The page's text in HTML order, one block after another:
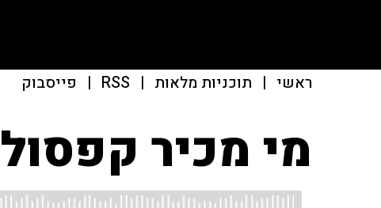
ראשי | תוכניות מלאות |
RSS
| פייסבוק
מי מכיר